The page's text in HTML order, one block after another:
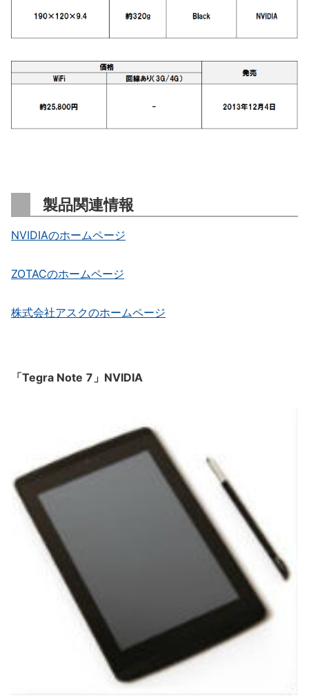
製品関連情報
NVIDIAのホームページ
ZOTACのホームページ
株式会社アスクのホームページ
「Tegra Note 7」NVIDIA